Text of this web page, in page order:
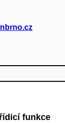
funkce